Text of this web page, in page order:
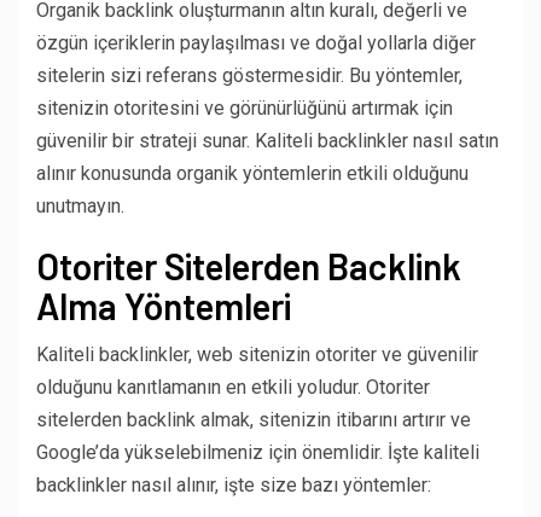
Organik backlink oluşturmanın altın kuralı, değerli ve
özgün içeriklerin paylaşılması ve doğal yollarla diğer
sitelerin sizi referans göstermesidir. Bu yöntemler,
sitenizin otoritesini ve görünürlüğünü artırmak için
güvenilir bir strateji sunar. Kaliteli backlinkler nasıl satın
alınır konusunda organik yöntemlerin etkili olduğunu
unutmayın.
Otoriter Sitelerden Backlink
Alma Yöntemleri
Kaliteli backlinkler, web sitenizin otoriter ve güvenilir
olduğunu kanıtlamanın en etkili yoludur. Otoriter
sitelerden backlink almak, sitenizin itibarını artırır ve
Google’da yükselebilmeniz için önemlidir. İşte kaliteli
backlinkler nasıl alınır, işte size bazı yöntemler: